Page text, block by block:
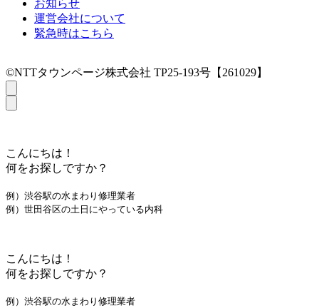
お知らせ
運営会社について
緊急時はこちら
©NTTタウンページ株式会社 TP25-193号【261029】
こんにちは！
何をお探しですか？
例）渋谷駅の水まわり修理業者
例）世田谷区の土日にやっている内科
こんにちは！
何をお探しですか？
例）渋谷駅の水まわり修理業者